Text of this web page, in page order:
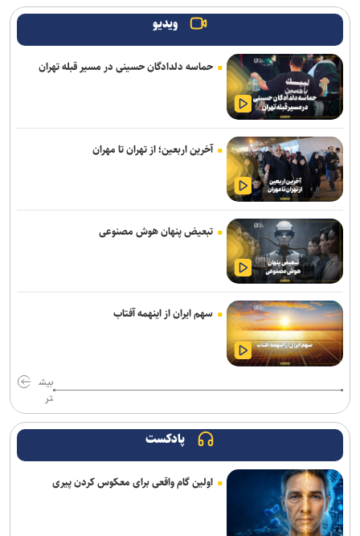
جذب طرح‌های تحقیقاتی آغاز شد
جهاد دانشگاهی برای پاسخ به نیاز‌های کشور نیازمند تحول بنیادین است
نتایج آزمون‌های سمپاد و نمونه دولتی پایه هفتم اعلام شد
زمان نام‌نویسی آزمون کارشناسی ارشد علوم پزشکی فردا آغاز خواهد شد
بیانیه بسیج اساتید جهاددانشگاهی به مناسبت سالروز تأسیس
جهاددانشگاهی
آغاز ثبت‌نام دهمین دوره طرح شهید احمدی‌روشن ویژه استادان متقاضی
راهبری هسته‌های مسئله‌محور
خبرنگاران حلقه اتصال دانش با جامعه هستند
معیارهای علمی و تأثیرگذاری اجتماعی، مبنای انتخاب سرآمدان/ حمایت
مادی و معنوی، لازمه تداوم سرآمدی
ویدیو
حماسه دلدادگان حسینی در مسیر قبله تهران
آخرین اربعین؛ از تهران تا مهران
تبعیض پنهان هوش مصنوعی
سهم ایران از اینهمه آفتاب
بیش
تر
پادکست
اولین گام واقعی برای معکوس کردن پیری